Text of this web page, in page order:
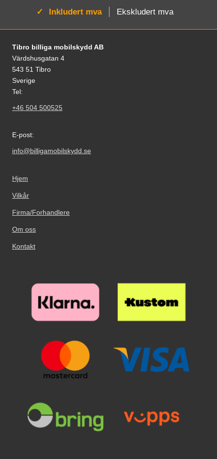
Aktiv:
Inkludert mva Ekskludert mva
Footer-innhold Blandet informasjon og
Tibro billiga mobilskydd AB
Värdshusgatan 4
543 51 Tibro
Sverige
Tel:
+46 504 500525
E-post:
info@billigamobilskydd.se
Hjem
Vilkår
Firma/Forhandlere
Om oss
Kontakt